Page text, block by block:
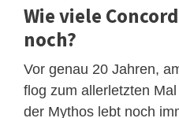
Wie viele
noch?
Vor genau 20 Jahren,
flog zum allerletzten
der Mythos lebt noch